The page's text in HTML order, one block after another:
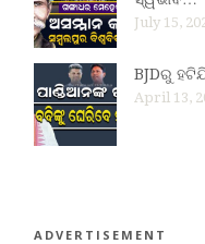
July 15,
BJDରୁ
April 13,
ADVERTISEMENT